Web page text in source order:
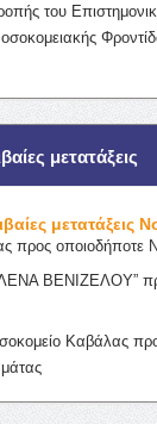
του
μετατάξεις
μετατάξεις
προς οποιοδήποτε
ΒΕΝΙΖΕΛΟΥ”
Καβάλας